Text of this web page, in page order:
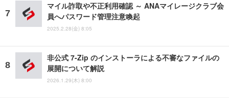
マイル詐取や不正利用確認 ～ ANAマイレージクラブ会
員へパスワード管理注意喚起
2025.2.28(金) 8:05
非公式 7-Zip のインストーラによる不審なファイルの
展開について解説
2026.1.29(木) 8:00